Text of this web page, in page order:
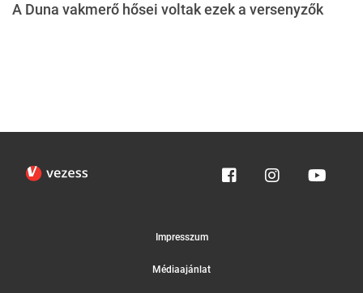
A Duna vakmerő hősei voltak ezek a versenyzők
Impresszum
Médiaajánlat